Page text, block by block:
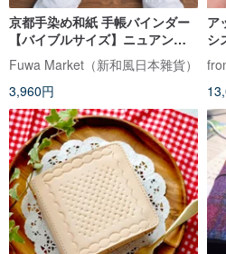
京都手染め和紙 手帳バインダー
【バイブルサイズ】ニュアンス
カラー × 日本の伝統文様 青海
波・梅・市松・銀杏
Fuwa Market（新和風日本雜貨）
3,960円
ア
シ
ミ